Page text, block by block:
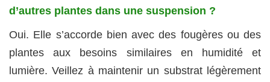
d’autres plantes dans une suspension ?
Oui. Elle s’accorde bien avec des fougères ou des
plantes aux besoins similaires en humidité et
lumière. Veillez à maintenir un substrat légèrement